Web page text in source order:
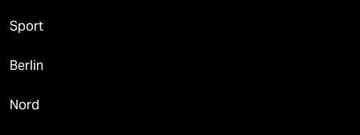
Sport
Berlin
Nord